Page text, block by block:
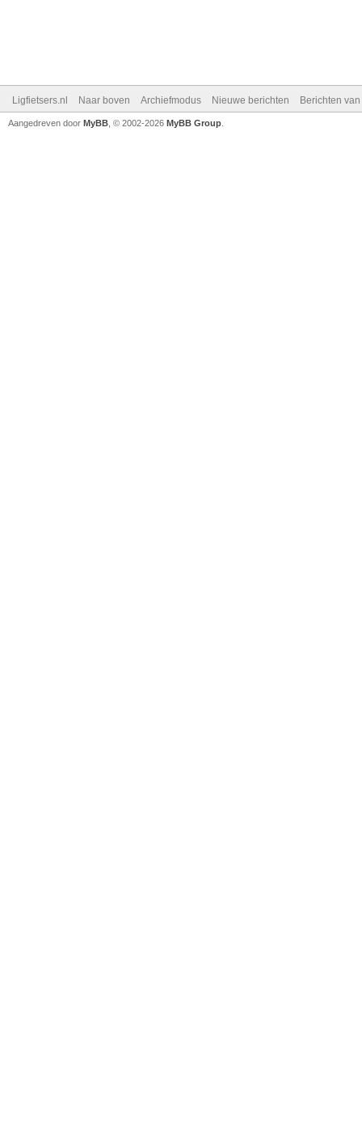
Ligfietsers.nl Naar boven Archiefmodus Nieuwe berichten Berichten
Aangedreven door MyBB , © 2002-2026 MyBB Group